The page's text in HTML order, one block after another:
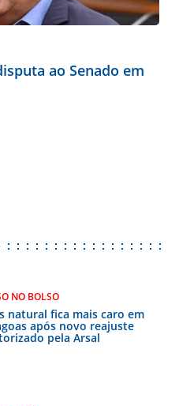
ao Senado em
NO BOLSO
natural fica mais caro em
após novo reajuste
pela Arsal